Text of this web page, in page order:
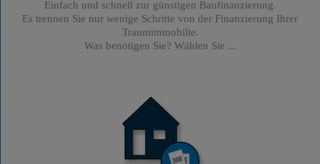
Einfach und schnell zur günstigen Baufinanzierung.
Es trennen Sie nur wenige Schritte von der Finanzierung Ihrer
Traumimmobilie.
Was benötigen Sie? Wählen Sie ...